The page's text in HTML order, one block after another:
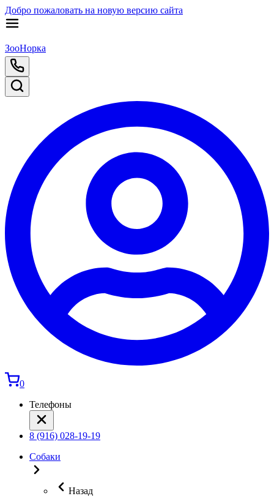
Добро пожаловать на новую версию сайта
ЗооНорка
0
Телефоны
8 (916) 028-19-19
Собаки
Назад